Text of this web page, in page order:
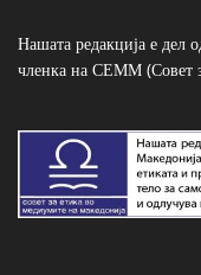
Нашата редакција е дел
членка на СЕММ (Совет